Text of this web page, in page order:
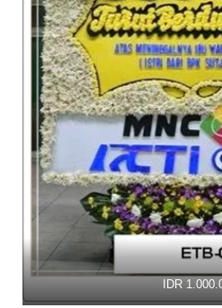
IDR